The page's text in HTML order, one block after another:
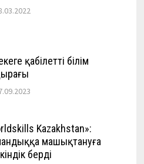
қабілетті білім
Kazakhstan»:
машықтануға
берді